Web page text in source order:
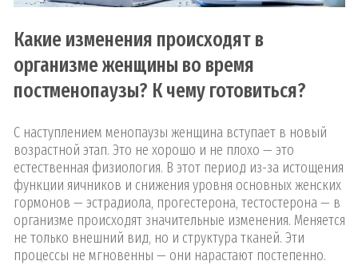
Какие изменения происходят в
организме женщины во время
постменопаузы? К чему готовиться?
С наступлением менопаузы женщина вступает в новый
возрастной этап. Это не хорошо и не плохо — это
естественная физиология. В этот период из-за истощения
функции яичников и снижения уровня основных женских
гормонов — эстрадиола, прогестерона, тестостерона — в
организме происходят значительные изменения. Меняется
не только внешний вид, но и структура тканей. Эти
процессы не мгновенны — они нарастают постепенно.